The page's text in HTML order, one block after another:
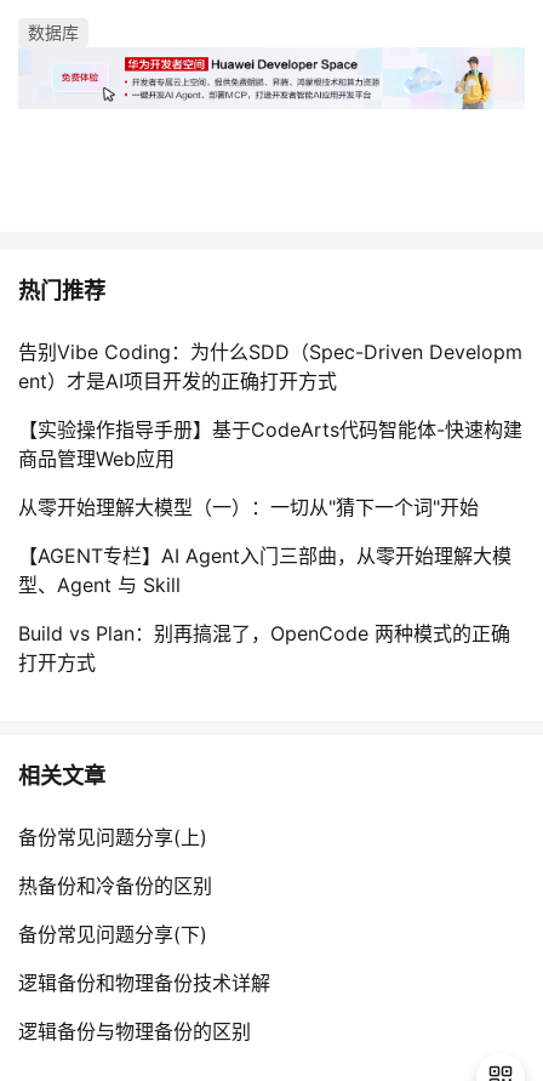
数据库
热门推荐
告别Vibe Coding：为什么SDD（Spec-Driven Developm
ent）才是AI项目开发的正确打开方式
【实验操作指导手册】基于CodeArts代码智能体-快速构建
商品管理Web应用
从零开始理解大模型（一）：一切从"猜下一个词"开始
【AGENT专栏】AI Agent入门三部曲，从零开始理解大模
型、Agent 与 Skill
Build vs Plan：别再搞混了，OpenCode 两种模式的正确
打开方式
相关文章
备份常见问题分享(上)
热备份和冷备份的区别
备份常见问题分享(下)
逻辑备份和物理备份技术详解
逻辑备份与物理备份的区别